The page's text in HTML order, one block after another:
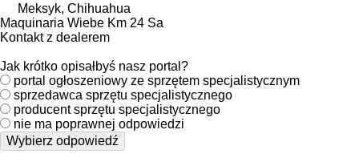
Meksyk, Chihuahua
Maquinaria Wiebe Km 24 Sa
Kontakt z dealerem
Jak krótko opisałbyś nasz portal?
portal ogłoszeniowy ze sprzętem specjalistycznym
sprzedawca sprzętu specjalistycznego
producent sprzętu specjalistycznego
nie ma poprawnej odpowiedzi
Wybierz odpowiedź